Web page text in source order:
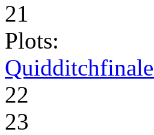
21
Plots:
22
23